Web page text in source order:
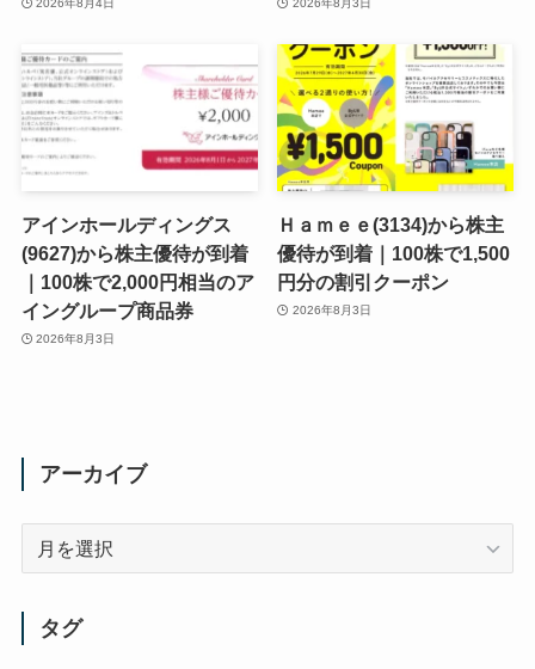
2026年8月4日 2026年8月3日
アインホールディングス
(9627)から株主優待が到着
｜100株で2,000円相当のア
イングループ商品券
2026年8月3日
Ｈａｍｅｅ(3134)から株主
優待が到着｜100株で1,500
円分の割引クーポン
2026年8月3日
アーカイブ
タグ